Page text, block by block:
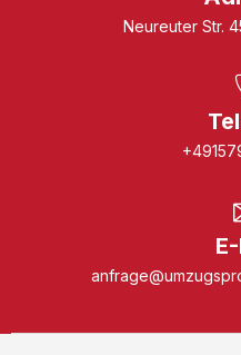
Neureuter Str.